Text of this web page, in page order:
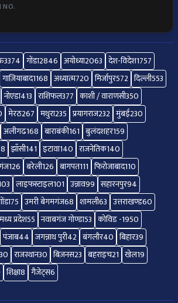
NO.
3374 गोंडा2846 अयोध्या2063 देश-विदेश1757
गाज़ियाबाद1168 अध्यात्म720 मिर्जापुर572 दिल्ली553
नोएडा413 राशिफल377 काशी / वाराणसी350
मेरठ267 मथुरा235 प्रयागराज232 मुंबई230
अलीगढ168 बाराबंकी161 बुलंदशहर159
झाँसी141 इटावा140 राजनेतिक140
126 बरेली126 बागपत111 फिरोजाबाद110
लाइफस्टाइल101 उन्नाव99 सहारनपुर94
75 उमरी बेगमगंज68 शामली63 उत्तराखण्ड60
मध्य प्रदेश55 नवाबगंज गोण्डा53 कोविड -1950
पंजाब44 जगन्नाथ पुरी42 बंगलौर40 बिहार39
30 राजस्थान30 बिज़नस23 बहराइच21 खेल19
शिक्षा8 गैजेट्स6